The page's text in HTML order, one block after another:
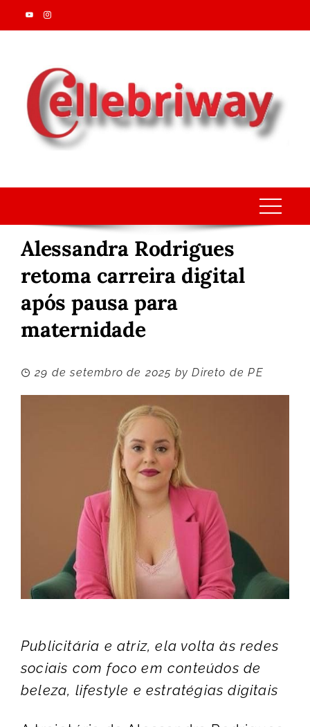
Skip
to
Alessandra Rodrigues
retoma carreira digital
após pausa para
maternidade
29 de setembro de 2025 byDireto de PE
Publicitária e atriz, ela volta às redes
sociais com foco em conteúdos de
beleza, lifestyle e estratégias digitais